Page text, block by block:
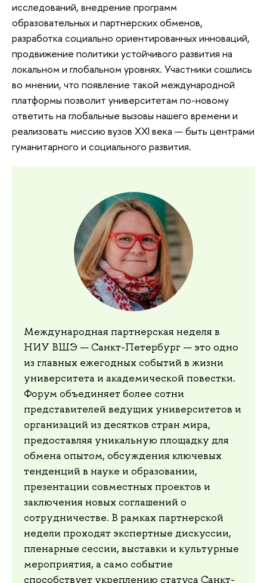
исследований, внедрение программ
образовательных и партнерских обменов,
разработка социально ориентированных инноваций,
продвижение политики устойчивого развития на
локальном и глобальном уровнях. Участники сошлись
во мнении, что появление такой международной
платформы позволит университетам по-новому
ответить на глобальные вызовы нашего времени и
реализовать миссию вузов XXI века — быть центрами
гуманитарного и социального развития.
Международная партнерская неделя в
НИУ ВШЭ — Санкт-Петербург — это одно
из главных ежегодных событий в жизни
университета и академической повестки.
Форум объединяет более сотни
представителей ведущих университетов и
организаций из десятков стран мира,
предоставляя уникальную площадку для
обмена опытом, обсуждения ключевых
тенденций в науке и образовании,
презентации совместных проектов и
заключения новых соглашений о
сотрудничестве. В рамках партнерской
недели проходят экспертные дискуссии,
пленарные сессии, выставки и культурные
мероприятия, а само событие
способствует укреплению статуса Санкт-